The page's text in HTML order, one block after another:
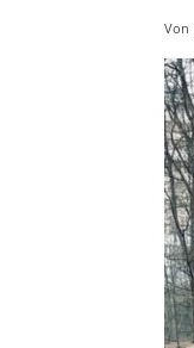
Von